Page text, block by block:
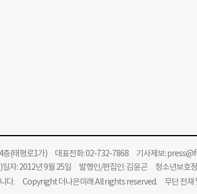
층(태평로1가) 대표전화: 02-732-7868 기사제보:
자: 2012년 9월 25일 발행인/편집인: 김윤곤 청소년보호정
다. Copyright 더나은미래 All rights reserved. 무단 전재